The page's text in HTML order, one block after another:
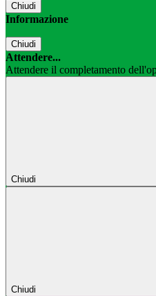
Chiudi
Informazione
Chiudi
Attendere...
Attendere il completamento
Chiudi
Chiudi